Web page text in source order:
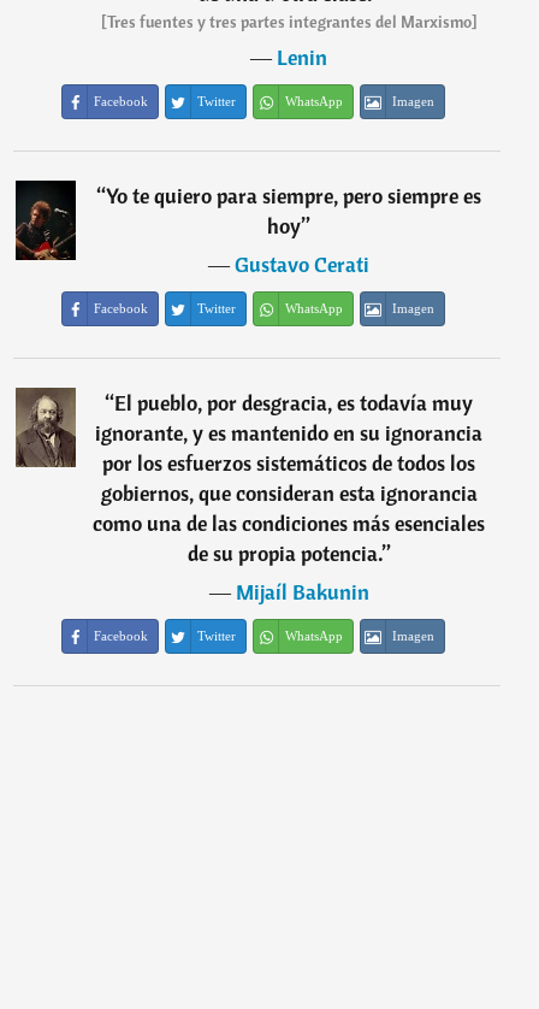
[Tres fuentes y tres partes integrantes del Marxismo]
―Lenin
Facebook Twitter WhatsApp Imagen
“Yo te quiero para siempre, pero siempre es
hoy”
―Gustavo Cerati
Facebook Twitter WhatsApp Imagen
“El pueblo, por desgracia, es todavía muy
ignorante, y es mantenido en su ignorancia
por los esfuerzos sistemáticos de todos los
gobiernos, que consideran esta ignorancia
como una de las condiciones más esenciales
de su propia potencia.”
―Mijaíl Bakunin
Facebook Twitter WhatsApp Imagen